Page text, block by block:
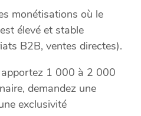
monétisations où le
élevé et stable
B2B, ventes directes).
apportez 1 000 à 2 000
demandez une
exclusivité